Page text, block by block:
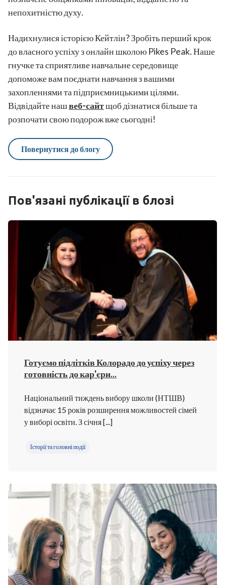
непохитністю духу.
Надихнулися історією Кейтлін? Зробіть перший крок
до власного успіху з онлайн школою Pikes Peak. Наше
гнучке та сприятливе навчальне середовище
допоможе вам поєднати навчання з вашими
захопленнями та підприємницькими цілями.
Відвідайте нашвеб-сайтщоб дізнатися більше та
розпочати свою подорож вже сьогодні!
Повернутися до блогу
Пов'язані публікації в блозі
Готуємо підлітків Колорадо до успіху через
готовність до кар'єри...
Національний тиждень вибору школи (НТШВ)
відзначає 15 років розширення можливостей сімей
у виборі освіти. З січня [...]
Історії та головні події